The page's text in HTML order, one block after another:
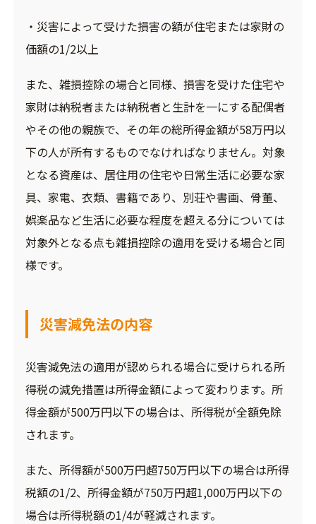
・災害によって受けた損害の額が住宅または家財の
価額の1/2以上
また、雑損控除の場合と同様、損害を受けた住宅や
家財は納税者または納税者と生計を一にする配偶者
やその他の親族で、その年の総所得金額が58万円以
下の人が所有するものでなければなりません。対象
となる資産は、居住用の住宅や日常生活に必要な家
具、家電、衣類、書籍であり、別荘や書画、骨董、
娯楽品など生活に必要な程度を超える分については
対象外となる点も雑損控除の適用を受ける場合と同
様です。
災害減免法の内容
災害減免法の適用が認められる場合に受けられる所
得税の減免措置は所得金額によって変わります。所
得金額が500万円以下の場合は、所得税が全額免除
されます。
また、所得額が500万円超750万円以下の場合は所得
税額の1/2、所得金額が750万円超1,000万円以下の
場合は所得税額の1/4が軽減されます。